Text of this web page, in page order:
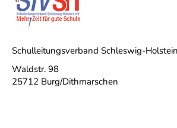
Schulleitungsverband Schleswig-
Waldstr. 98
25712 Burg/Dithmarschen